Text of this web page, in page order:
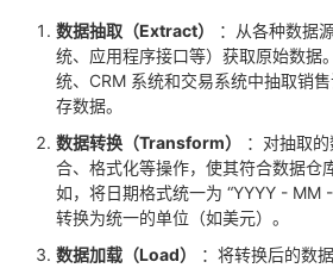
堂
我
的
我
的
技
我
的
数据抽取（Extract）
：从各种数据
统、应用程序接口等）获取原始数据
统、CRM 系统和交易系统中抽取销
存数据。
数据转换（Transform）
：对抽取
合、格式化等操作，使其符合数据仓
如，将日期格式统一为 “YYYY - MM
转换为统一的单位（如美元）。
数据加载（Load）
：将转换后的数